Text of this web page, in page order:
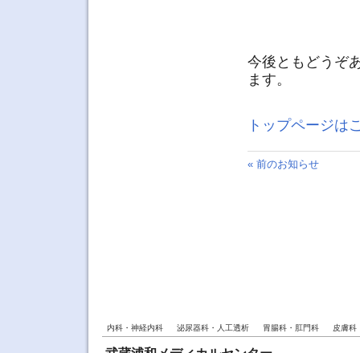
今後ともどうぞ
ます。
トップページは
« 前のお知らせ
内科・神経内科 泌尿器科・人工透析 胃腸科・肛門科 皮膚科